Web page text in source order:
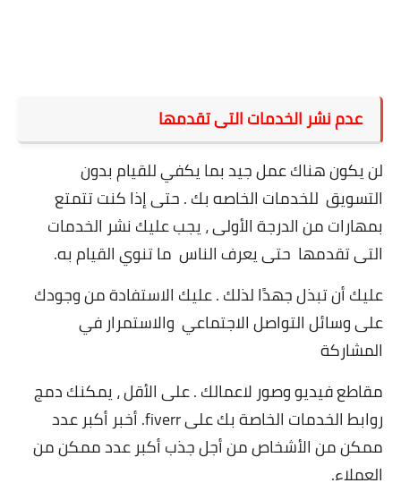
عدم نشر الخدمات التى تقدمها
لن يكون هناك عمل جيد بما يكفي للقيام بدون
التسويق للخدمات الخاصه بك . حتى إذا كنت تتمتع
بمهارات من الدرجة الأولى ، يجب عليك نشر الخدمات
التى تقدمها حتى يعرف الناس ما تنوي القيام به.
عليك أن تبذل جهدًا لذلك . عليك الاستفادة من وجودك
على وسائل التواصل الاجتماعي والاستمرار في
المشاركة
مقاطع فيديو وصور لاعمالك . على الأقل ، يمكنك دمج
روابط الخدمات الخاصة بك على fiverr. أخبر أكبر عدد
ممكن من الأشخاص من أجل جذب أكبر عدد ممكن من
العملاء.